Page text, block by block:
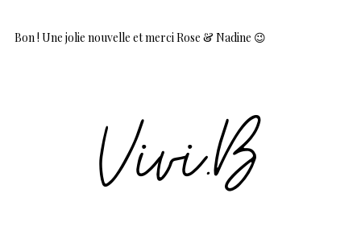
Bon ! Une jolie nouvelle et merci Rose & Nadine 😉